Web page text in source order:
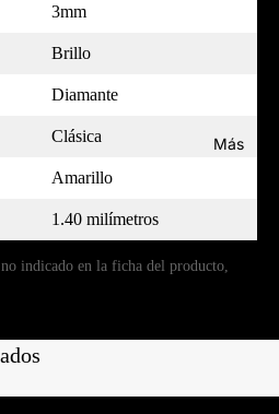
Más
3mm
Brillo
Diamante
Clásica
Amarillo
1.40 milímetros
indicado en la ficha del producto,